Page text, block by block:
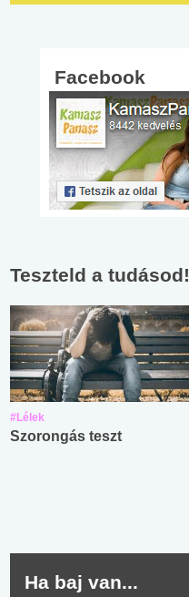
Facebook
Teszteld a tudásod!
#Lélek
Szorongás teszt
Ha baj van...